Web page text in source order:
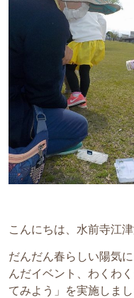
こんにちは、水前寺江津
だんだん春らしい陽気
んだイベント、わくわ
てみよう」を実施しまし